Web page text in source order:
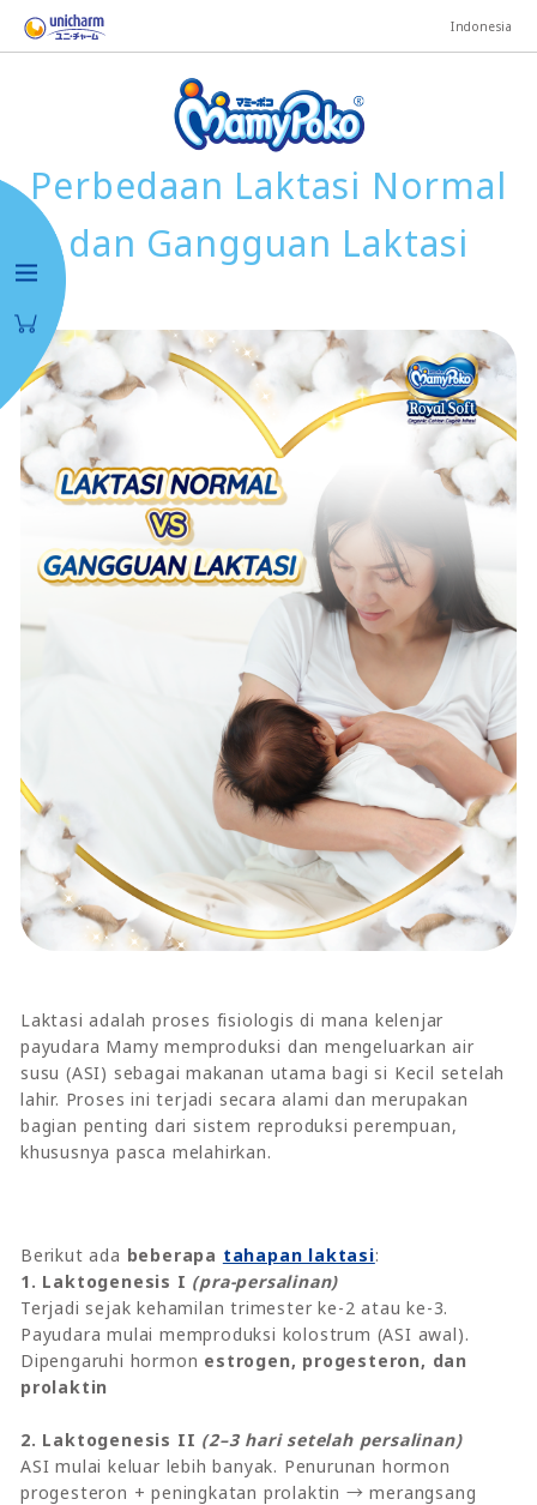
Indonesia
Perbedaan Laktasi Normal
dan Gangguan Laktasi
Laktasi adalah proses fisiologis di mana kelenjar
payudara Mamy memproduksi dan mengeluarkan air
susu (ASI) sebagai makanan utama bagi si Kecil setelah
lahir. Proses ini terjadi secara alami dan merupakan
bagian penting dari sistem reproduksi perempuan,
khususnya pasca melahirkan.
Berikut ada beberapa tahapan laktasi:
1. Laktogenesis I (pra-persalinan)
Terjadi sejak kehamilan trimester ke-2 atau ke-3.
Payudara mulai memproduksi kolostrum (ASI awal).
Dipengaruhi hormon estrogen, progesteron, dan
prolaktin
2. Laktogenesis II (2–3 hari setelah persalinan)
ASI mulai keluar lebih banyak. Penurunan hormon
progesteron + peningkatan prolaktin → merangsang